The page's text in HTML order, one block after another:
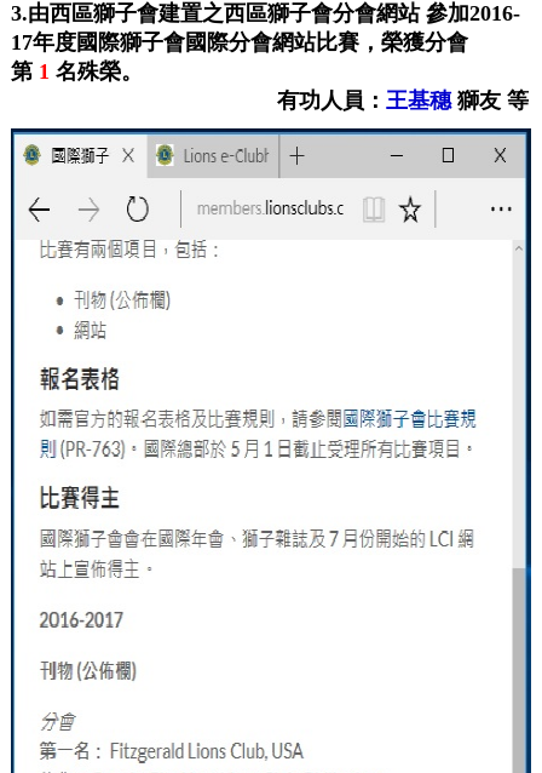
3.由西區獅子會建置之西區獅子會分會網站 參加2016-
17年度國際獅子會國際分會網站比賽，榮獲分會
第 1 名殊榮。
有功人員： 王基穗 獅友 等